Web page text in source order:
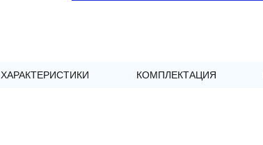
ХАРАКТЕРИСТИКИ КОМПЛЕКТАЦИЯ